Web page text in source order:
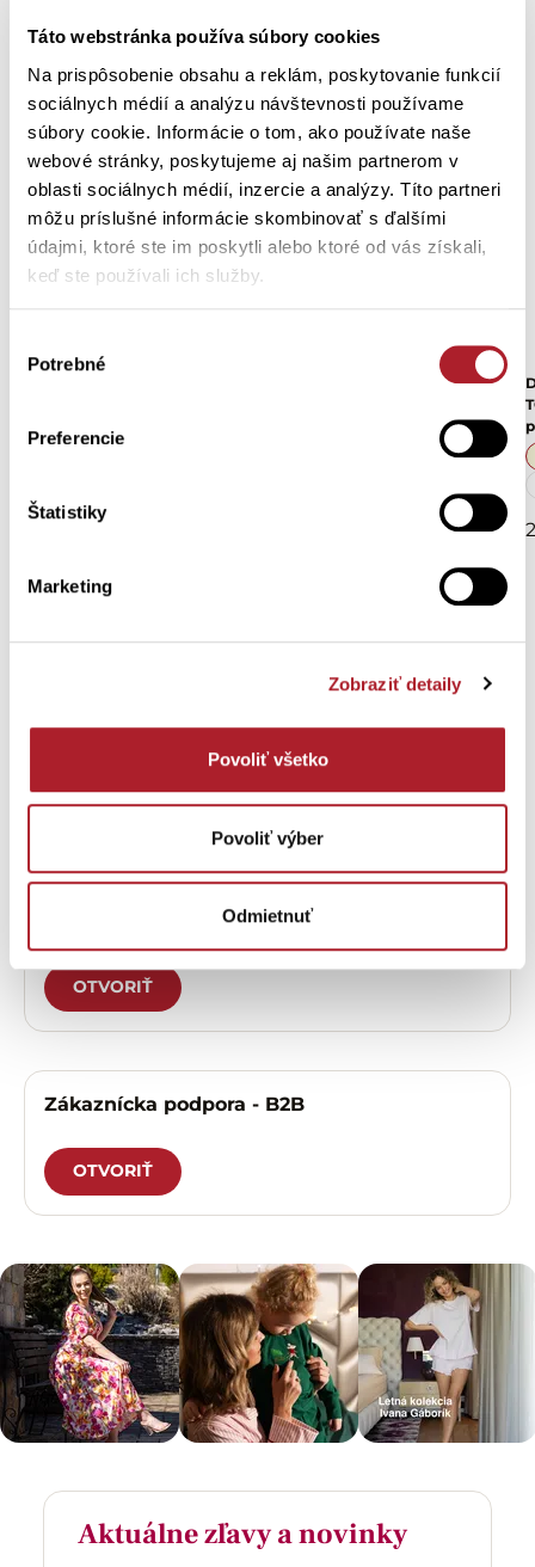
Táto webstránka používa súbory cookies
Na prispôsobenie obsahu a reklám, poskytovanie funkcií
sociálnych médií a analýzu návštevnosti používame
súbory cookie. Informácie o tom, ako používate naše
webové stránky, poskytujeme aj našim partnerom v
oblasti sociálnych médií, inzercie a analýzy. Títo partneri
môžu príslušné informácie skombinovať s ďalšími
údajmi, ktoré ste im poskytli alebo ktoré od vás získali,
keď ste používali ich služby.
súhlasu
Potrebné
Preferencie
Štatistiky
Marketing
Zobraziť detaily
Povoliť všetko
Povoliť výber
Odmietnuť
Dámske pyžamo KVETIA s
XL
Zákaznícka podpora – eshop
OTVORIŤ
Zákaznícka podpora - predajne
OTVORIŤ
Zákaznícka podpora - B2B
OTVORIŤ
Aktuálne zľavy a novinky